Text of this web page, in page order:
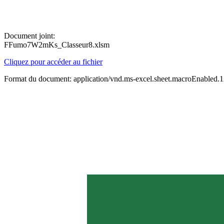
Document joint:
FFumo7W2mKs_Classeur8.xlsm
Cliquez pour accéder au fichier
Format du document: application/vnd.ms-